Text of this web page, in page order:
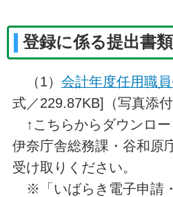
登録に係る提出書類
（1） 会計年度任用職
式／229.87KB]（写真添付
↑こちらからダウンロー
伊奈庁舎総務課・谷和原
受け取りください。
※「いばらき電子申請